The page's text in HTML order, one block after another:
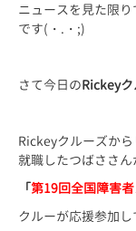
ニュースを見た限
です(・.・;)
さて今日のRickey
Rickeyクルーズか
就職したつばささ
「第19回全国障害
クルーが応援参加